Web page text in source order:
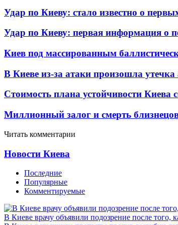
Удар по Киеву: стало известно о
Удар по Киеву: первая информация о
Киев под массированным
В Киеве из-за атаки произошла
Стоимость плана устойчивости Киева
Миллионный залог и смерть
Читать комментарии
Новости Киева
Последние
Популярные
Комментируемые
В Киеве врачу объявили подозрение после того,